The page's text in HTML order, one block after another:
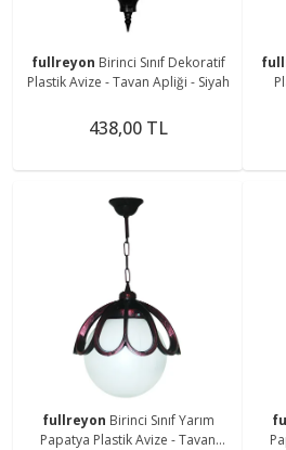
fullreyon Birinci Sınıf Dekoratif
Plastik Avize - Tavan Apliği - Siyah
438,00 TL
fullreyon Birinci Sınıf Yarım
Papatya Plastik Avize - Tavan